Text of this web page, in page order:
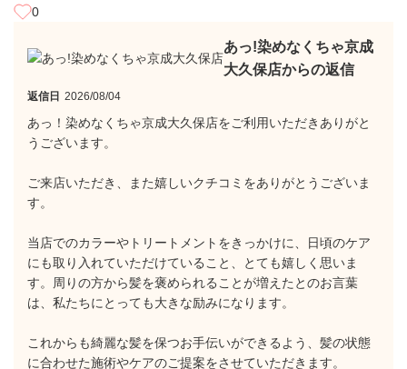
0
あっ!染めなくちゃ京成
大久保店からの返信
返信日 2026/08/04
あっ！染めなくちゃ京成大久保店をご利用いただきありがと
うございます。
ご来店いただき、また嬉しいクチコミをありがとうございま
す。
当店でのカラーやトリートメントをきっかけに、日頃のケア
にも取り入れていただけていること、とても嬉しく思いま
す。周りの方から髪を褒められることが増えたとのお言葉
は、私たちにとっても大きな励みになります。
これからも綺麗な髪を保つお手伝いができるよう、髪の状態
に合わせた施術やケアのご提案をさせていただきます。